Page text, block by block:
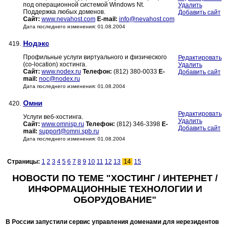
под операционной системой Windows Nt.
Поддержка любых доменов.
Сайт: www.nevahost.com E-mail: info@nevahost.com
Дата последнего изменения: 01.08.2004
Удалить
Добавить сайт
419. Нодэкс
Профильные услуги виртуального и физического
(co-location) хостинга.
Сайт: www.nodex.ru Телефон: (812) 380-0033 E-
mail: noc@nodex.ru
Дата последнего изменения: 01.08.2004
Редактировать
Удалить
Добавить сайт
420. Омни
Услуги веб-хостинга.
Сайт: www.omnisp.ru Телефон: (812) 346-3398 E-
mail: support@omni.spb.ru
Дата последнего изменения: 01.08.2004
Редактировать
Удалить
Добавить сайт
Страницы: 1 2 3 4 5 6 7 8 9 10 11 12 13 14 15
НОВОСТИ ПО ТЕМЕ "ХОСТИНГ / ИНТЕРНЕТ /
ИНФОРМАЦИОННЫЕ ТЕХНОЛОГИИ И
ОБОРУДОВАНИЕ"
В России запустили сервис управления доменами для нерезидентов